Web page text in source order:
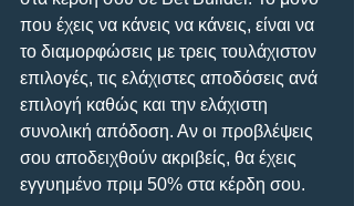
που έχεις να κάνεις να κάνεις, είναι να
το διαμορφώσεις με τρεις τουλάχιστον
επιλογές, τις ελάχιστες αποδόσεις ανά
επιλογή καθώς και την ελάχιστη
συνολική απόδοση. Αν οι προβλέψεις
σου αποδειχθούν ακριβείς, θα έχεις
εγγυημένο πριμ 50% στα κέρδη σου.